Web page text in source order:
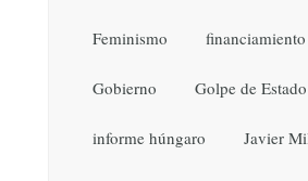
Feminismo
Gobierno Golpe de Estado
informe húngaro Javier